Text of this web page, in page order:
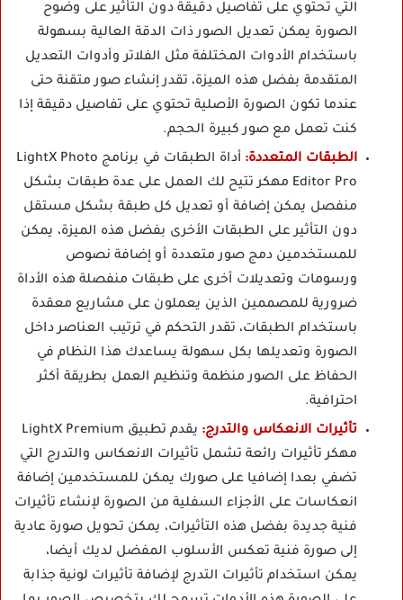
التي تحتوي على تفاصيل دقيقة دون التأثير على وضوح
الصورة يمكن تعديل الصور ذات الدقة العالية بسهولة
باستخدام الأدوات المختلفة مثل الفلاتر وأدوات التعديل
المتقدمة بفضل هذه الميزة، تقدر إنشاء صور متقنة حتى
عندما تكون الصورة الأصلية تحتوي على تفاصيل دقيقة إذا
كنت تعمل مع صور كبيرة الحجم.
الطبقات المتعددة:
أداة الطبقات في برنامج LightX Photo
Editor Pro مهكر تتيح لك العمل على عدة طبقات بشكل
منفصل يمكن إضافة أو تعديل كل طبقة بشكل مستقل
دون التأثير على الطبقات الأخرى بفضل هذه الميزة، يمكن
للمستخدمين دمج صور متعددة أو إضافة نصوص
ورسومات وتعديلات أخرى على طبقات منفصلة هذه الأداة
ضرورية للمصممين الذين يعملون على مشاريع معقدة
باستخدام الطبقات، تقدر التحكم في ترتيب العناصر داخل
الصورة وتعديلها بكل سهولة يساعدك هذا النظام في
الحفاظ على الصور منظمة وتنظيم العمل بطريقة أكثر
احترافية.
تأثيرات الانعكاس والتدرج:
يقدم تطبيق LightX Premium
مهكر تأثيرات رائعة تشمل تأثيرات الانعكاس والتدرج التي
تضفي بعدا إضافيا على صورك يمكن للمستخدمين إضافة
انعكاسات على الأجزاء السفلية من الصورة لإنشاء تأثيرات
فنية جديدة بفضل هذه التأثيرات، يمكن تحويل صورة عادية
إلى صورة فنية تعكس الأسلوب المفضل لديك أيضا،
يمكن استخدام تأثيرات التدرج لإضافة تأثيرات لونية جذابة